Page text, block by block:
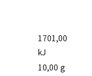
1701,00
kJ
10,00 g